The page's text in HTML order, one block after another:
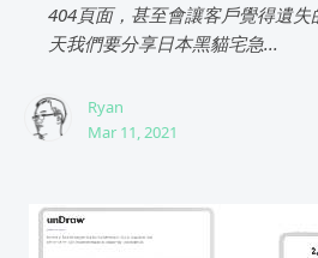
404頁面，甚至會讓客戶覺得遺
天我們要分享日本黑貓宅急...
Ryan
Mar 11, 2021